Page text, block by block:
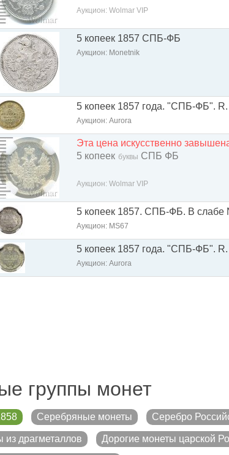
Аукцион: Wolmar VIP
5 копеек 1857 СПБ-ФБ
Аукцион: Monetnik
5 копеек 1857 года. "СПБ-ФБ".
Аукцион: Aurora
Эта цена искусственно
5 копеек буквы СПБ ФБ
Аукцион: Wolmar VIP
5 копеек 1857. СПБ-ФБ. В слабе
Аукцион: МS67
5 копеек 1857 года. "СПБ-ФБ".
Аукцион: Aurora
группы монет
Серебряные монеты Серебро
из драгметаллов Дорогие монеты царской